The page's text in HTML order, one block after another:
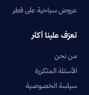
عروض سياحية على قطر
تعرّف علينا أكثر
من نحن
الأسئلة المتكررة
سياسة الخصوصية